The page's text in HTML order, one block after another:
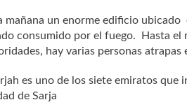
mañana un enorme edificio
consumido por el fuego. Hasta el
hay varias personas atrapas
es uno de los siete emiratos que
de Sarja